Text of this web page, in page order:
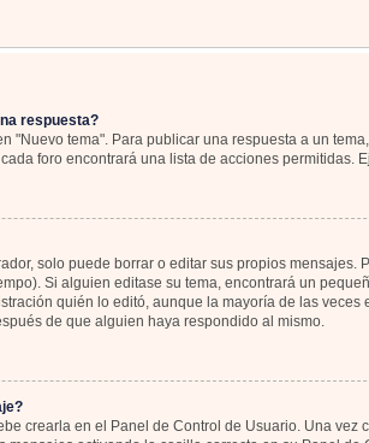
respuesta?
"Nuevo tema". Para publicar una respuesta a un
foro encontrará una lista de acciones permitidas.
solo puede borrar o editar sus propios mensajes.
Si alguien editase su tema, encontrará un
quién lo editó, aunque la mayoría de las
de que alguien haya respondido al mismo.
crearla en el Panel de Control de Usuario. Una vez